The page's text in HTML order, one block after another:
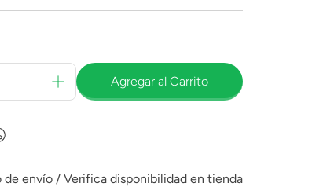
Agregar al Carrito